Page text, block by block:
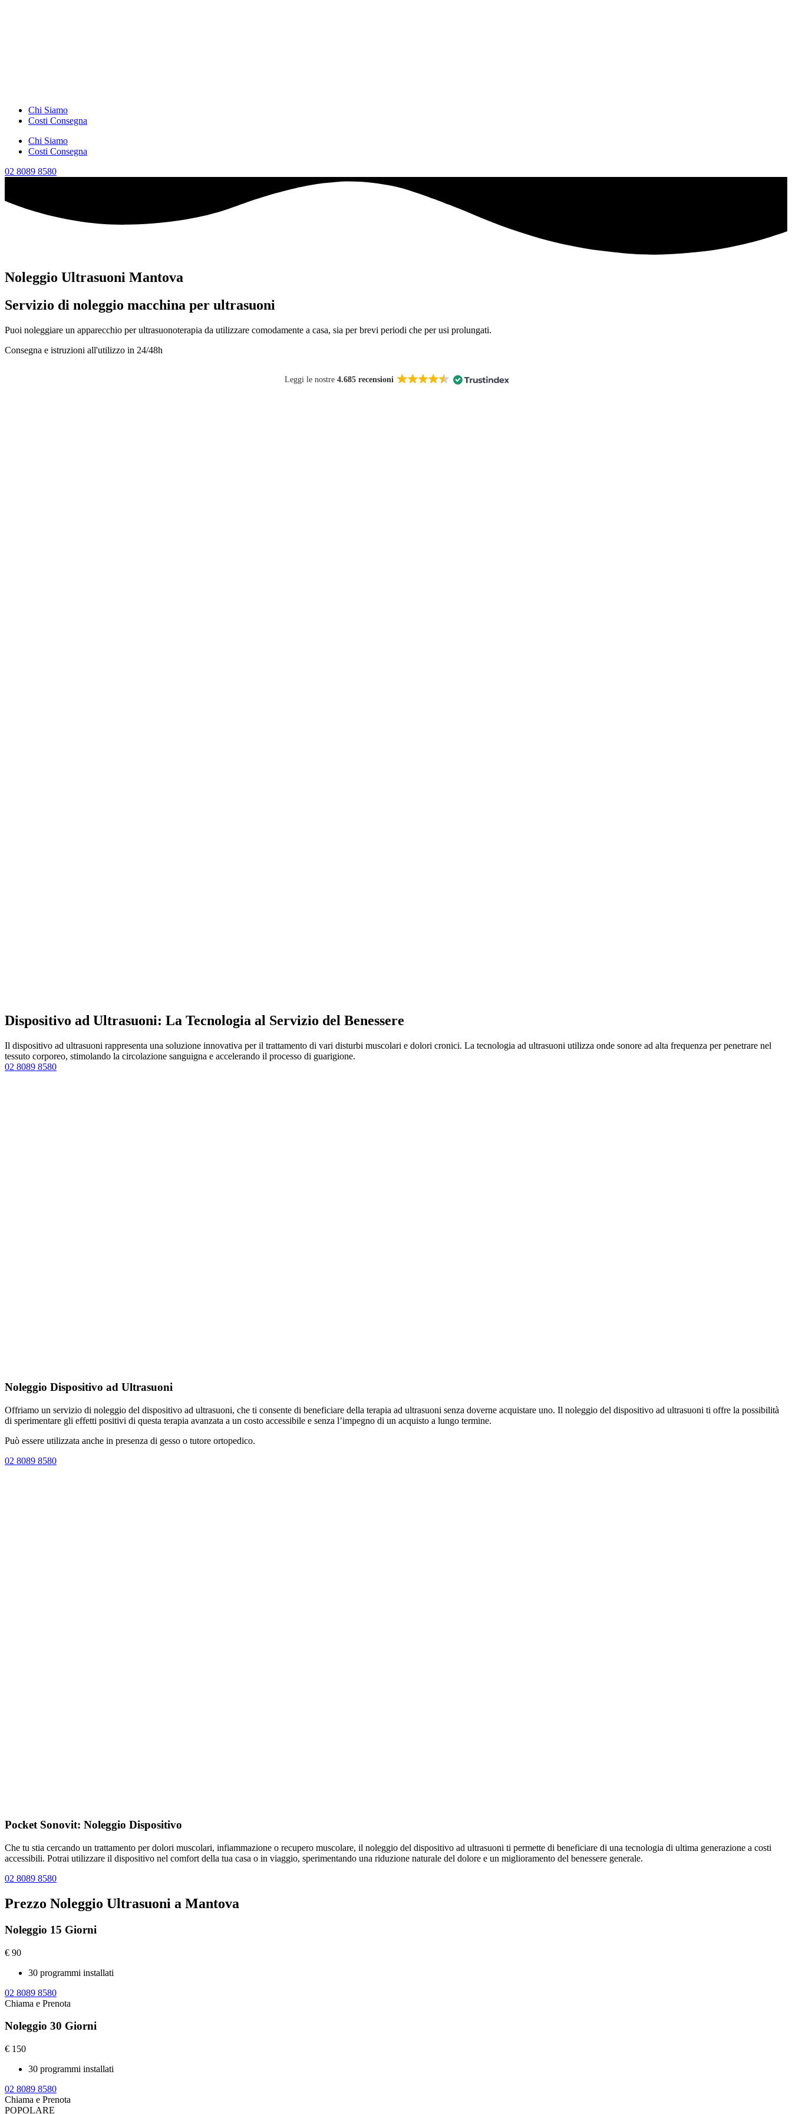
Chi Siamo
Costi Consegna
Chi Siamo
Costi Consegna
02 8089 8580
Noleggio Ultrasuoni Mantova
Servizio di noleggio macchina per ultrasuoni
Puoi noleggiare un apparecchio per ultrasuonoterapia da utilizzare comodamente a casa, sia per brevi periodi che per usi prolungati.
Consegna e istruzioni all'utilizzo in 24/48h
Leggi le nostre 4.685 recensioni
Dispositivo ad Ultrasuoni: La Tecnologia al Servizio del Benessere
Il dispositivo ad ultrasuoni rappresenta una soluzione innovativa per il trattamento di vari disturbi muscolari e dolori cronici. La tecnologia ad ultrasuoni utilizza onde sonore ad alta frequenza per penetrare nel
tessuto corporeo, stimolando la circolazione sanguigna e accelerando il processo di guarigione.
02 8089 8580
Noleggio Dispositivo ad Ultrasuoni
Offriamo un servizio di noleggio del dispositivo ad ultrasuoni, che ti consente di beneficiare della terapia ad ultrasuoni senza doverne acquistare uno. Il noleggio del dispositivo ad ultrasuoni ti offre la possibilità
di sperimentare gli effetti positivi di questa terapia avanzata a un costo accessibile e senza l’impegno di un acquisto a lungo termine.
Può essere utilizzata anche in presenza di gesso o tutore ortopedico.
02 8089 8580
Pocket Sonovit: Noleggio Dispositivo
Che tu stia cercando un trattamento per dolori muscolari, infiammazione o recupero muscolare, il noleggio del dispositivo ad ultrasuoni ti permette di beneficiare di una tecnologia di ultima generazione a costi
accessibili. Potrai utilizzare il dispositivo nel comfort della tua casa o in viaggio, sperimentando una riduzione naturale del dolore e un miglioramento del benessere generale.
02 8089 8580
Prezzo Noleggio Ultrasuoni a Mantova
Noleggio 15 Giorni
€ 90
30 programmi installati
02 8089 8580
Chiama e Prenota
Noleggio 30 Giorni
€ 150
30 programmi installati
02 8089 8580
Chiama e Prenota
POPOLARE